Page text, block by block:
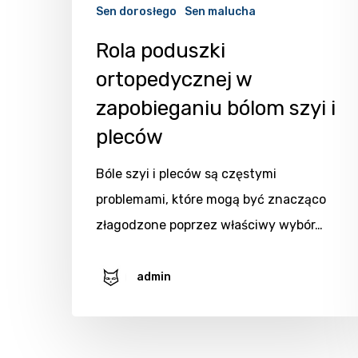
Sen dorosłego Sen malucha
Rola poduszki
ortopedycznej w
zapobieganiu bólom szyi i
pleców
Bóle szyi i pleców są częstymi
problemami, które mogą być znacząco
złagodzone poprzez właściwy wybór…
admin